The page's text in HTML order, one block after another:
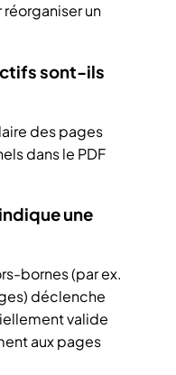
un
sont-ils
des pages
dans le PDF
une
bornes (par ex.
déclenche
valide
aux pages